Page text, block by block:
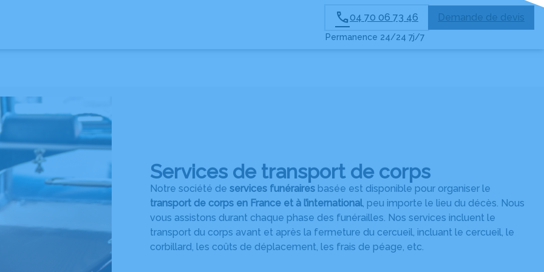
Permanence 24/24 7j/7
04 70 06 73 46 Demande de devis
Services de transport de corps
Notre société de services funéraires basée est disponible pour organiser le
transport de corps en France et à l’international, peu importe le lieu du décès. Nous
vous assistons durant chaque phase des funérailles. Nos services incluent le
transport du corps avant et après la fermeture du cercueil, incluant le cercueil, le
corbillard, les coûts de déplacement, les frais de péage, etc.